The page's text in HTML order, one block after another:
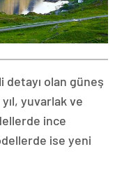
detayı olan güneş
yuvarlak ve
ince
ise yeni